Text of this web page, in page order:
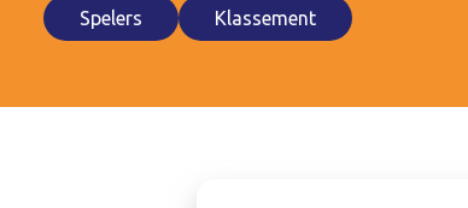
Spelers Klassement